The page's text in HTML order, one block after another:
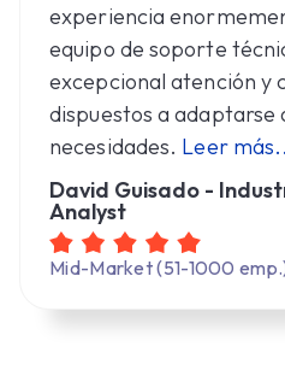
experiencia
equipo de soporte
excepcional atención y
dispuestos a adaptarse
necesidades. Leer
David Guisado -
Analyst
Mid-Market (51-1000